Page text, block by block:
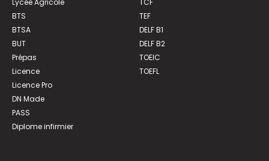
BTS
BTSA
BUT
Prépas
Licence
Licence Pro
DN Made
PASS
Diplome infirmier
TEF
DELF B1
DELF B2
TOEIC
TOEFL